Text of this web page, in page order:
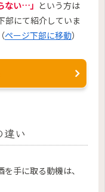
ない…」 という方は
部にて紹介していま
ページ下部に移動）
違い
手に取る動機は、